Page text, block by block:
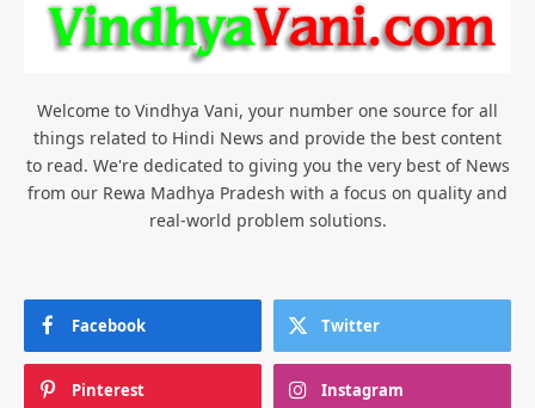
Welcome to Vindhya Vani, your number one source for all
things related to Hindi News and provide the best content
to read. We're dedicated to giving you the very best of News
from our Rewa Madhya Pradesh with a focus on quality and
real-world problem solutions.
Facebook Twitter
Pinterest Instagram